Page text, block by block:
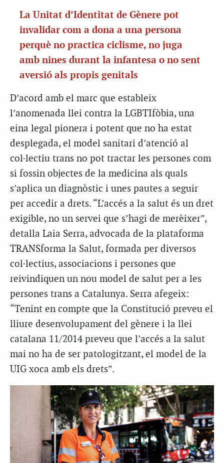
La Unitat d’Identitat de Gènere pot
invalidar com a dona a una persona
perquè no practica ciclisme, no juga
amb nines durant la infantesa o no sent
aversió als propis genitals
D’acord amb el marc que estableix
l’anomenada llei contra la LGBTIfòbia, una
eina legal pionera i potent que no ha estat
desplegada, el model sanitari d’atenció al
col·lectiu trans no pot tractar les persones com
si fossin objectes de la medicina als quals
s’aplica un diagnòstic i unes pautes a seguir
per accedir a drets. “L’accés a la salut és un dret
exigible, no un servei que s’hagi de merèixer”,
detalla Laia Serra, advocada de la plataforma
TRANSforma la Salut, formada per diversos
col·lectius, associacions i persones que
reivindiquen un nou model de salut per a les
persones trans a Catalunya. Serra afegeix:
“Tenint en compte que la Constitució preveu el
lliure desenvolupament del gènere i la llei
catalana 11/2014 preveu que l’accés a la salut
mai no ha de ser patologitzant, el model de la
UIG xoca amb els drets”.